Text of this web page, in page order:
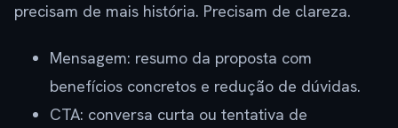
precisam de mais história. Precisam de clareza.
Mensagem: resumo da proposta com
benefícios concretos e redução de dúvidas.
CTA: conversa curta ou tentativa de